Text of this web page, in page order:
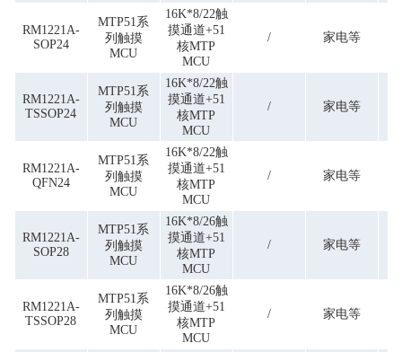
RM1221A-
SOP24
MTP51系
列触摸
MCU
16K*8/22触
摸通道+51
核MTP
MCU
/ 家电等
RM1221A-
TSSOP24
MTP51系
列触摸
MCU
16K*8/22触
摸通道+51
核MTP
MCU
/ 家电等
RM1221A-
QFN24
MTP51系
列触摸
MCU
16K*8/22触
摸通道+51
核MTP
MCU
/ 家电等
RM1221A-
SOP28
MTP51系
列触摸
MCU
16K*8/26触
摸通道+51
核MTP
MCU
/ 家电等
RM1221A-
TSSOP28
MTP51系
列触摸
MCU
16K*8/26触
摸通道+51
核MTP
MCU
/ 家电等